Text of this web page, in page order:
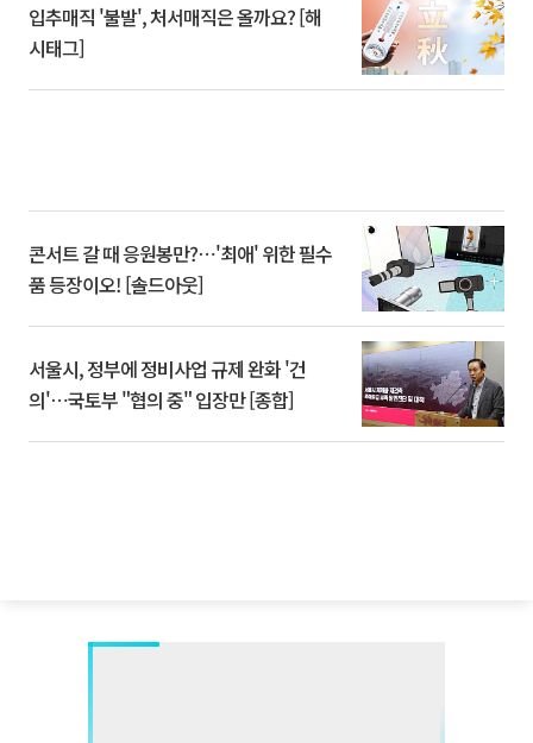
입추매직 '불발', 처서매직은 올까요? [해
시태그]
콘서트 갈 때 응원봉만?⋯'최애' 위한 필수
품 등장이오! [솔드아웃]
서울시, 정부에 정비사업 규제 완화 '건
의'⋯국토부 "협의 중" 입장만 [종합]